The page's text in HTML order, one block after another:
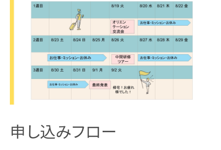
申し込みフロー